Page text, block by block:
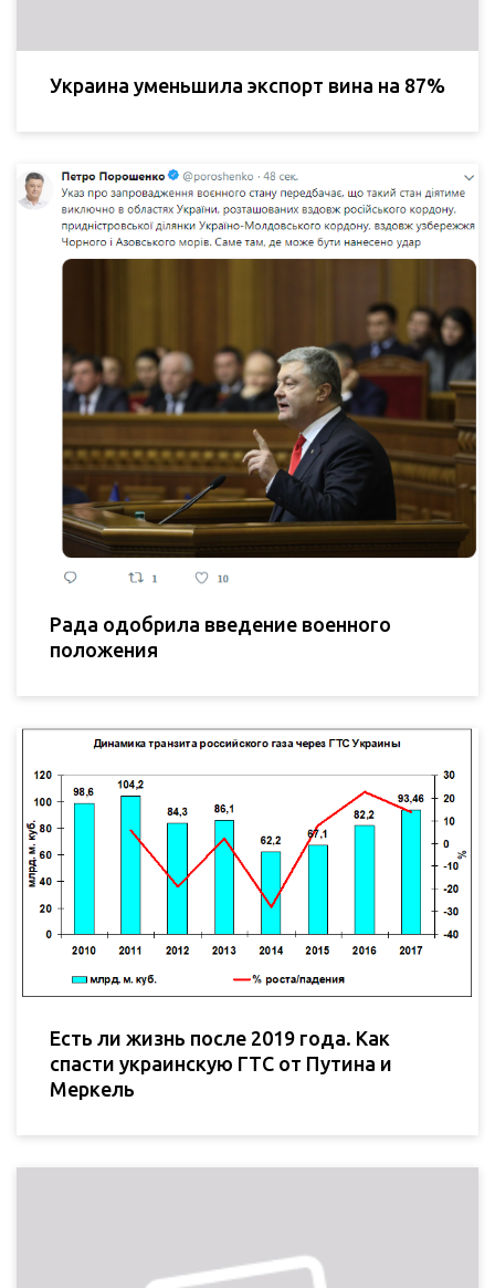
Украина уменьшила экспорт вина на 87%
Рада одобрила введение военного
положения
Есть ли жизнь после 2019 года. Как
спасти украинскую ГТС от Путина и
Меркель